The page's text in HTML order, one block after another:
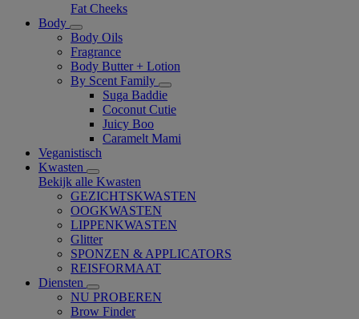
Fat Cheeks
Body
Body Oils
Fragrance
Body Butter + Lotion
By Scent Family
Suga Baddie
Coconut Cutie
Juicy Boo
Caramelt Mami
Veganistisch
Kwasten
Bekijk alle Kwasten
GEZICHTSKWASTEN
OOGKWASTEN
LIPPENKWASTEN
Glitter
SPONZEN & APPLICATORS
REISFORMAAT
Diensten
NU PROBEREN
Brow Finder